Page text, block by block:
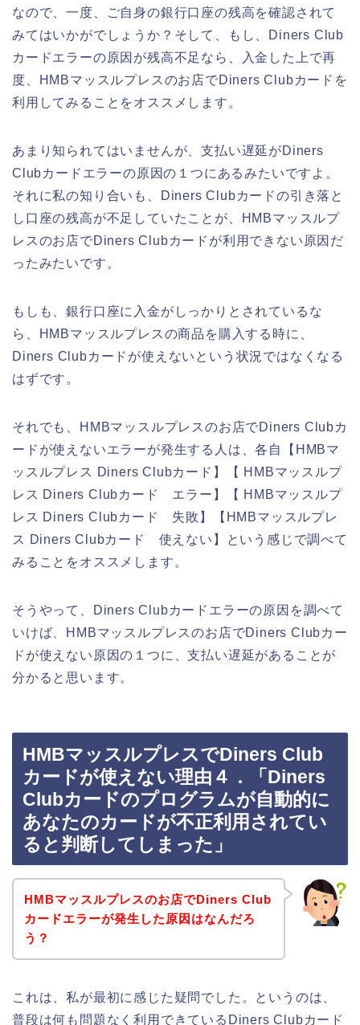
なので、一度、ご自身の銀行口座の残高を確認されて
みてはいかがでしょうか？そして、もし、Diners Club
カードエラーの原因が残高不足なら、入金した上で再
度、HMBマッスルプレスのお店でDiners Clubカードを
利用してみることをオススメします。
あまり知られてはいませんが、支払い遅延がDiners
Clubカードエラーの原因の１つにあるみたいですよ。
それに私の知り合いも、Diners Clubカードの引き落と
し口座の残高が不足していたことが、HMBマッスルプ
レスのお店でDiners Clubカードが利用できない原因だ
ったみたいです。
もしも、銀行口座に入金がしっかりとされているな
ら、HMBマッスルプレスの商品を購入する時に、
Diners Clubカードが使えないという状況ではなくなる
はずです。
それでも、HMBマッスルプレスのお店でDiners Clubカ
ードが使えないエラーが発生する人は、各自【HMBマ
ッスルプレス Diners Clubカード】【 HMBマッスルプ
レス Diners Clubカード エラー】【 HMBマッスルプ
レス Diners Clubカード 失敗】【HMBマッスルプレ
ス Diners Clubカード 使えない】という感じで調べて
みることをオススメします。
そうやって、Diners Clubカードエラーの原因を調べて
いけば、HMBマッスルプレスのお店でDiners Clubカー
ドが使えない原因の１つに、支払い遅延があることが
分かると思います。
HMBマッスルプレスでDiners Club
カードが使えない理由４．「Diners
Clubカードのプログラムが自動的に
あなたのカードが不正利用されてい
ると判断してしまった」
HMBマッスルプレスのお店でDiners Club
カードエラーが発生した原因はなんだろ
う？
これは、私が最初に感じた疑問でした。というのは、
普段は何も問題なく利用できているDiners Clubカード